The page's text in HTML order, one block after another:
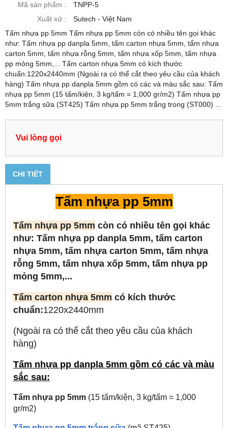
Mã sản phẩm :
TNPP-5
Xuất xứ :
Sutech - Việt Nam
Tấm nhựa pp 5mm Tấm nhựa pp 5mm còn có nhiều tên gọi khác
như: Tấm nhựa pp danpla 5mm, tấm carton nhựa 5mm, tấm nhựa
carton 5mm, tấm nhựa rỗng 5mm, tấm nhựa xốp 5mm, tấm nhựa
pp mỏng 5mm,... Tấm carton nhựa 5mm có kích thước
chuẩn:1220x2440mm (Ngoài ra có thể cắt theo yêu cầu của khách
hàng) Tấm nhựa pp danpla 5mm gồm có các và màu sắc sau: Tấm
nhựa pp 5mm (15 tấm/kiện, 3 kg/tấm = 1,000 gr/m2) Tấm nhựa pp
5mm trắng sữa (ST425) Tấm nhựa pp 5mm trắng trong (ST000) ...
Vui lòng gọi
CHI TIẾT
Tấm nhựa pp 5mm
Tấm nhựa pp 5mm còn có nhiều tên gọi khác
như: Tấm nhựa pp danpla 5mm, tấm carton
nhựa 5mm, tấm nhựa carton 5mm, tấm nhựa
rỗng 5mm, tấm nhựa xốp 5mm, tấm nhựa pp
mỏng 5mm,...
Tấm carton nhựa 5mm có kích thước
chuẩn:1220x2440mm
(Ngoài ra có thể cắt theo yêu cầu của khách
hàng)
Tấm nhựa pp danpla 5mm gồm có các và màu
sắc sau:
Tấm nhựa pp 5mm (15 tấm/kiện, 3 kg/tấm = 1,000
gr/m2)